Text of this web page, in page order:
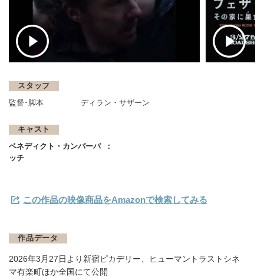
スタッフ
監督･脚本 ディラン・サザーン
キャスト
ベネディクト・カンバーバ
ッチ
この作品の映像商品をAmazonで検索してみる
作品データ
2026年3月27日より新宿ピカデリー、ヒューマントラストシネ
マ有楽町ほか全国にて公開